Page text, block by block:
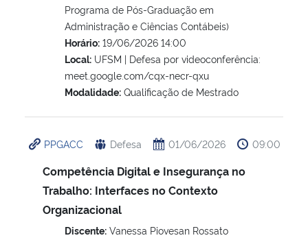
Programa de Pós-Graduação em
Administração e Ciências Contábeis)
Horário: 19/06/2026 14:00
Local: UFSM | Defesa por videoconferência:
meet.google.com/cqx-necr-qxu
Modalidade: Qualificação de Mestrado
PPGACC Defesa 01/06/2026 09:00
Competência Digital e Insegurança no
Trabalho: Interfaces no Contexto
Organizacional
Discente: Vanessa Piovesan Rossato